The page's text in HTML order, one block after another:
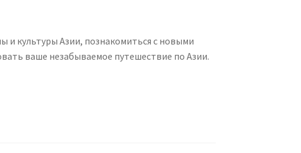
и культуры Азии, познакомиться с новыми
ваше незабываемое путешествие по Азии.